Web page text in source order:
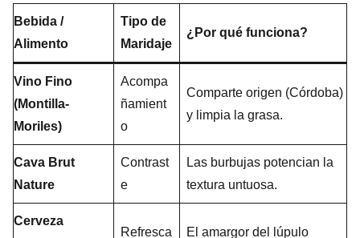
Bebida /
Alimento
Tipo de
Maridaje
¿Por qué funciona?
Vino Fino
(Montilla-
Moriles)
Acompa
ñamient
o
Comparte origen (Córdoba)
y limpia la grasa.
Cava Brut
Nature
Contrast
e
Las burbujas potencian la
textura untuosa.
Cerveza
Refresca El amargor del lúpulo